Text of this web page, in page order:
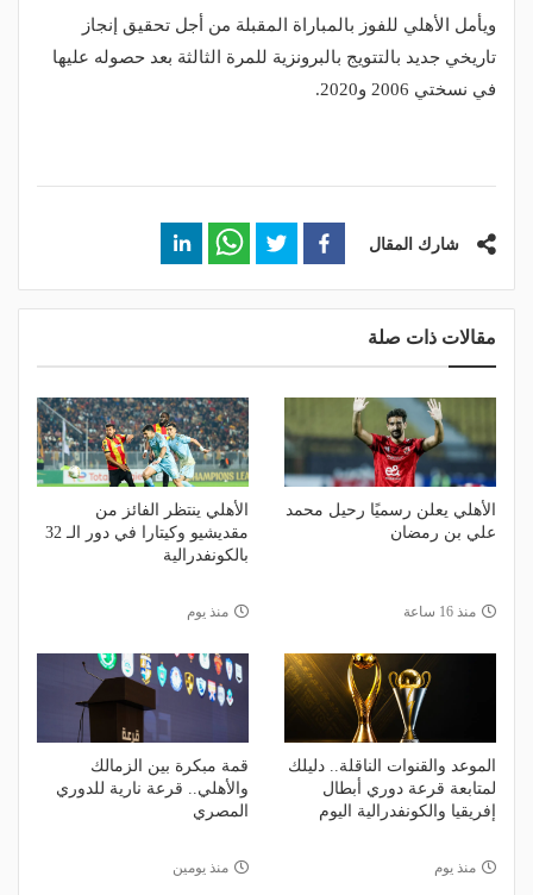
ويأمل الأهلي للفوز بالمباراة المقبلة من أجل تحقيق إنجاز
تاريخي جديد بالتتويج بالبرونزية للمرة الثالثة بعد حصوله عليها
في نسختي 2006 و2020.
شارك المقال
مقالات ذات صلة
الأهلي يعلن رسميًا رحيل محمد
علي بن رمضان
منذ 16 ساعة
الأهلي ينتظر الفائز من
مقديشيو وكيتارا في دور الـ 32
بالكونفدرالية
منذ يوم
الموعد والقنوات الناقلة.. دليلك
لمتابعة قرعة دوري أبطال
إفريقيا والكونفدرالية اليوم
منذ يوم
قمة مبكرة بين الزمالك
والأهلي.. قرعة نارية للدوري
المصري
منذ يومين